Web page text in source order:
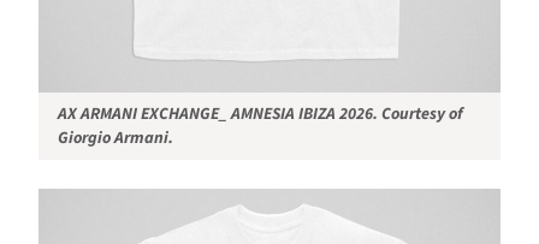
AX ARMANI EXCHANGE_ AMNESIA IBIZA 2026. Courtesy of
Giorgio Armani.